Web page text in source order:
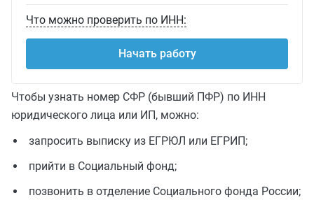
Что можно проверить по ИНН:
Начать работу
Чтобы узнать номер СФР (бывший ПФР) по ИНН
юридического лица или ИП, можно:
запросить выписку из ЕГРЮЛ или ЕГРИП;
прийти в Социальный фонд;
позвонить в отделение Социального фонда России;